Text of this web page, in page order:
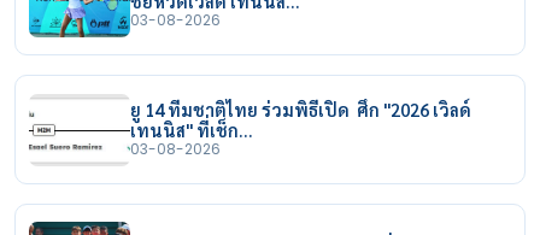
03-08-2026
ยู 14 ทีมชาติไทย ร่วมพิธีเปิด ศึก "2026 เวิลด์
เทนนิส" ที่เช็ก…
03-08-2026